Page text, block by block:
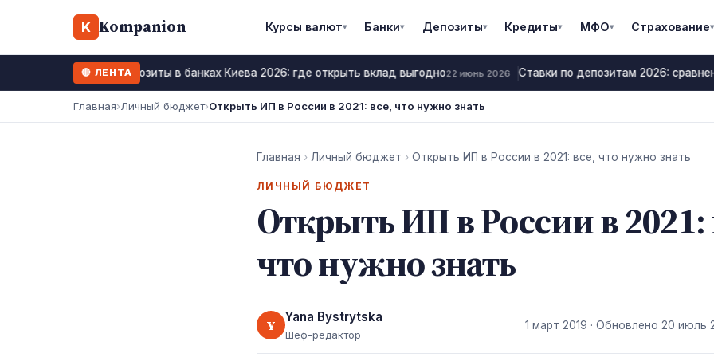
K Kompanion Курсы валют▾ Банки▾ Депозиты▾ Кредиты▾ МФО▾ Страхование▾
🔴 ЛЕНТА
23 июнь 2026 Депозиты в банках Киева 2026: где открыть вклад выгодно22 июнь 2026 Ставки по депозитам 2026:
Главная›Личный бюджет›Открыть ИП в России в 2021: все, что нужно знать
Главная › Личный бюджет › Открыть ИП в России в 2021: все, что нужно знать
ЛИЧНЫЙ БЮДЖЕТ
Открыть ИП в России в 2021:
что нужно знать
Y Yana Bystrytska
Шеф-редактор
1 март 2019 · Обновлено 20 июль